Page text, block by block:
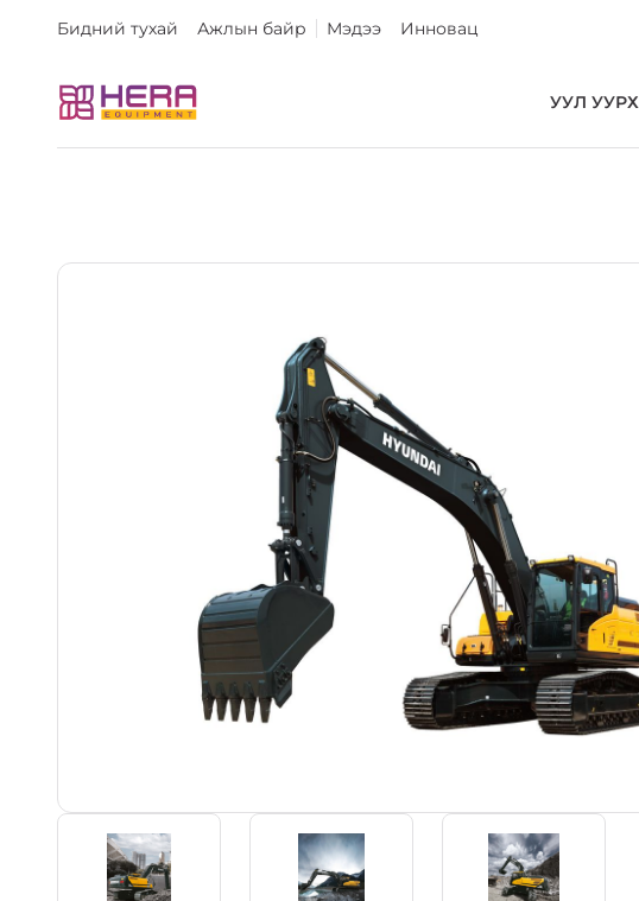
Бидний тухай Ажлын байр Мэдээ Инновац
УУЛ